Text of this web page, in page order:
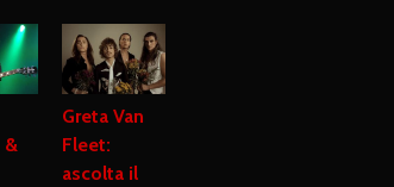
&
Greta Van
Fleet:
ascolta il